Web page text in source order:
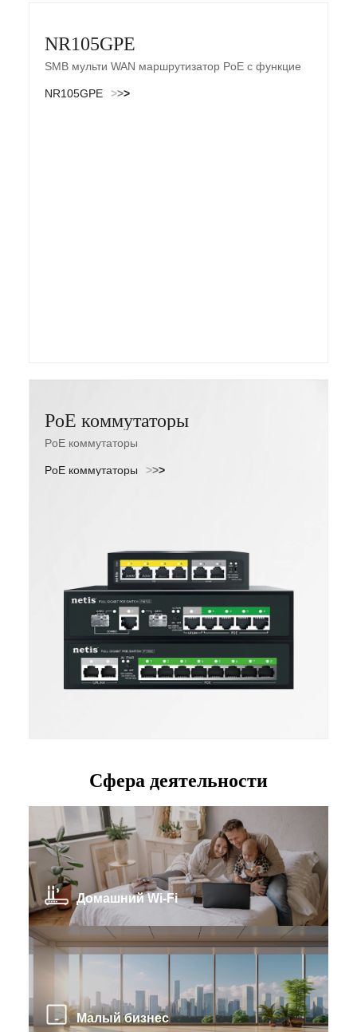
NR105GPE
SMB мульти WAN маршрутизатор PoE с функцией
контроллера точек доступа NR105GPE
NR105GPE >>>
PoE коммутаторы
PoE коммутаторы
PoE коммутаторы >>>
Сфера деятельности
Домашний Wi-Fi
Малый бизнес